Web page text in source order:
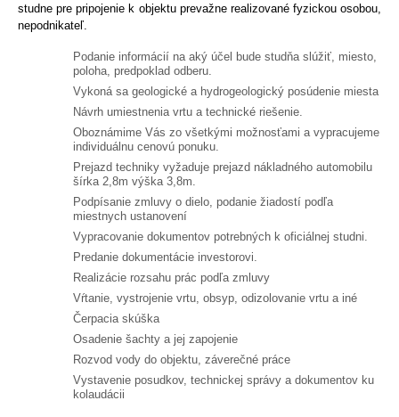
studne pre pripojenie k objektu prevažne realizované fyzickou osobou,
nepodnikateľ.
Podanie informácií na aký účel bude studňa slúžiť, miesto,
poloha, predpoklad odberu.
Vykoná sa geologické a hydrogeologický posúdenie miesta
Návrh umiestnenia vrtu a technické riešenie.
Oboznámime Vás zo všetkými možnosťami a vypracujeme
individuálnu cenovú ponuku.
Prejazd techniky vyžaduje prejazd nákladného automobilu
šírka 2,8m výška 3,8m.
Podpísanie zmluvy o dielo, podanie žiadostí podľa
miestnych ustanovení
Vypracovanie dokumentov potrebných k oficiálnej studni.
Predanie dokumentácie investorovi.
Realizácie rozsahu prác podľa zmluvy
Vŕtanie, vystrojenie vrtu, obsyp, odizolovanie vrtu a iné
Čerpacia skúška
Osadenie šachty a jej zapojenie
Rozvod vody do objektu, záverečné práce
Vystavenie posudkov, technickej správy a dokumentov ku
kolaudácii